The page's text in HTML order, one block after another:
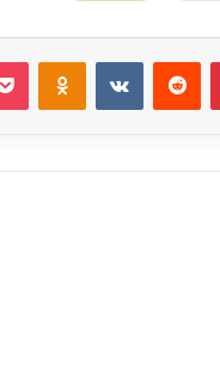
پینتریست